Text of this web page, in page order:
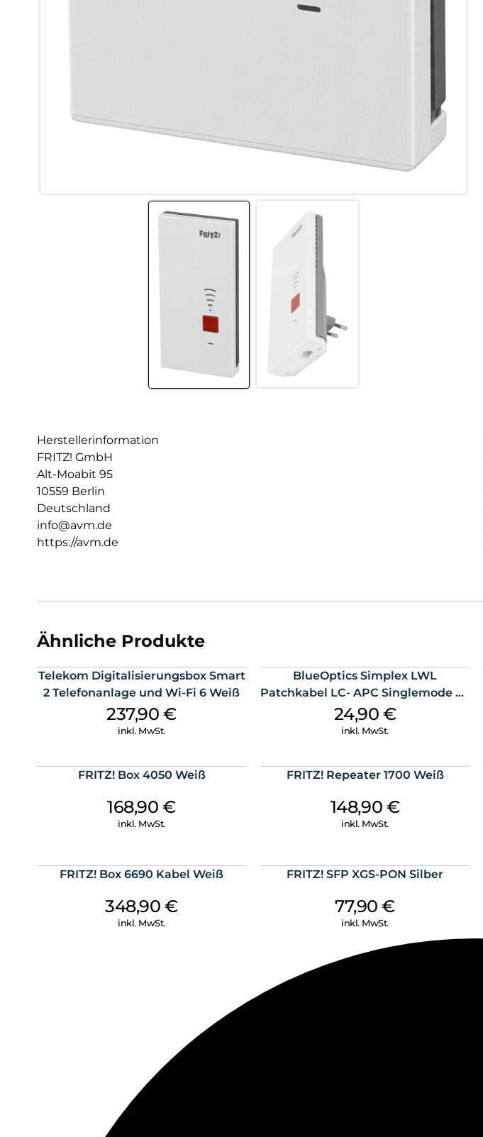
Herstellerinformation
FRITZ! GmbH
Alt-Moabit 95
10559 Berlin
Deutschland
info@avm.de
https://avm.de
Ähnliche Produkte
Telekom Digitalisierungsbox Smart
2 Telefonanlage und Wi-Fi 6 Weiß
237,90€
inkl. MwSt.
BlueOptics Simplex LWL
Patchkabel LC- APC Singlemode 20
m Yellow
24,90 €
inkl. MwSt.
FRITZ! Box 4050 Weiß
168,90€
inkl. MwSt.
FRITZ! Repeater 1700 Weiß
148,90 €
inkl. MwSt.
FRITZ! Box 6690 Kabel Weiß
348,90€
inkl. MwSt.
FRITZ! SFP XGS-PON Silber
77,90€
inkl. MwSt.